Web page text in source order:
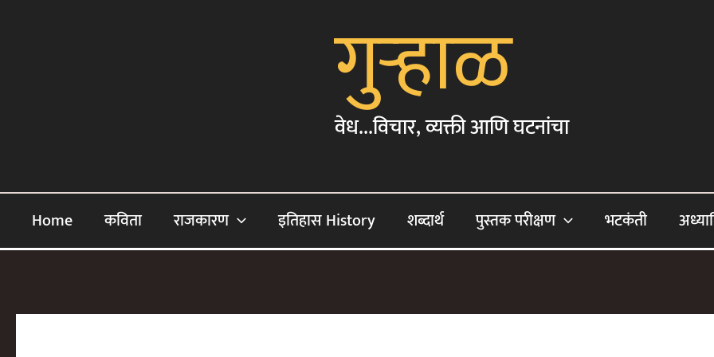
गुऱ्हाळ
वेध...विचार, व्यक्ती आणि घटनांचा
Home कविता राजकारण इतिहास History शब्दार्थ पुस्तक परीक्षण भटकंती